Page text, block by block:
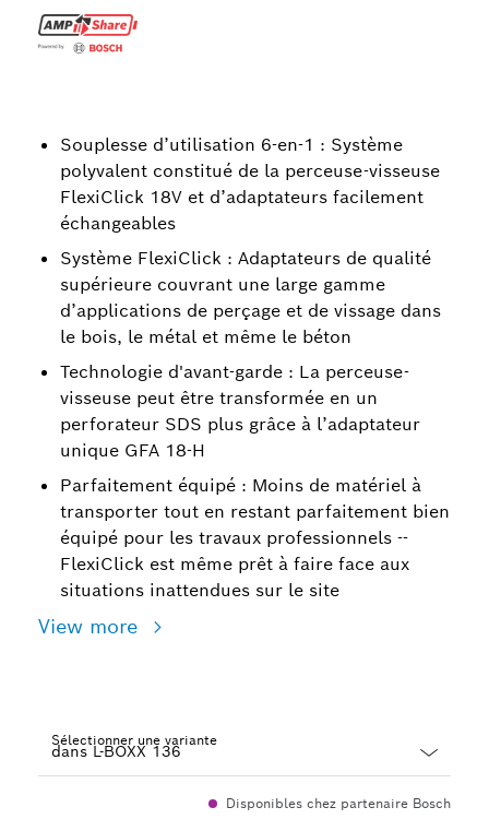
Souplesse d’utilisation 6-en-1 : Système
polyvalent constitué de la perceuse-visseuse
FlexiClick 18V et d’adaptateurs facilement
échangeables
Système FlexiClick : Adaptateurs de qualité
supérieure couvrant une large gamme
d’applications de perçage et de vissage dans
le bois, le métal et même le béton
Technologie d'avant-garde : La perceuse-
visseuse peut être transformée en un
perforateur SDS plus grâce à l’adaptateur
unique GFA 18-H
Parfaitement équipé : Moins de matériel à
transporter tout en restant parfaitement bien
équipé pour les travaux professionnels --
FlexiClick est même prêt à faire face aux
situations inattendues sur le site
View more
Sélectionner une variante
Disponibles chez partenaire Bosch